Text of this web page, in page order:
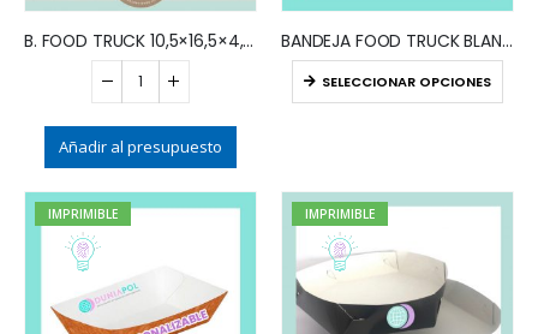
B. FOOD TRUCK 10,5×16,5×4,8 (x6) COLOR PASTEL – BIODEGRADABLE
Añadir al presupuesto
BANDEJA FOOD TRUCK BLANCA IMPRESA
SELECCIONAR OPCIONES
IMPRIMIBLE IMPRIMIBLE